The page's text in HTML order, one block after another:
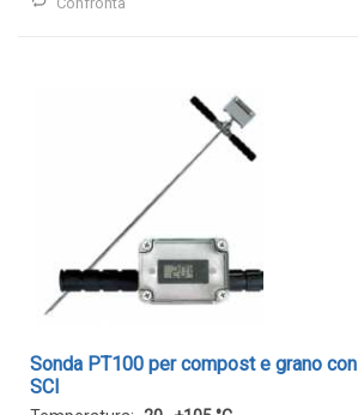
Sonda PT100 per compost e grano
SCI
Contatori e Convertitori LoRaWAN
Gateway LoRaWAN
Dispositivi Narrow Band
Modem NB-IoT
Moduli I/O
DATA